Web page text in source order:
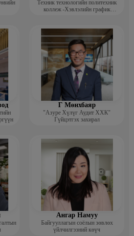
Техник технологийн политехник
коллеж -Хэвлэлийн график
Г Мөнхбаяр
"Азуре Хүлүг Аудит ХХК"
Гүйцэтгэх захирал
Ангар Намуу
Байгууллагын соёлын зөвлөх
үйлчилгээний көүч